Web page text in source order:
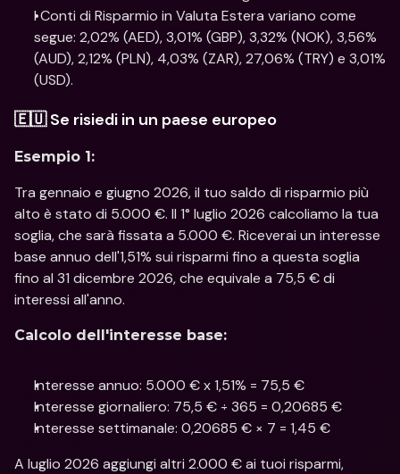
I Conti di Risparmio in Valuta Estera variano come
segue: 2,02% (AED), 3,01% (GBP), 3,32% (NOK), 3,56%
(AUD), 2,12% (PLN), 4,03% (ZAR), 27,06% (TRY) e 3,01%
(USD).
🇪🇺 Se risiedi in un paese europeo
Esempio 1:
Tra gennaio e giugno 2026, il tuo saldo di risparmio più
alto è stato di 5.000 €. Il 1° luglio 2026 calcoliamo la tua
soglia, che sarà fissata a 5.000 €. Riceverai un interesse
base annuo dell'1,51% sui risparmi fino a questa soglia
fino al 31 dicembre 2026, che equivale a 75,5 € di
interessi all'anno.
Calcolo dell'interesse base:
Interesse annuo: 5.000 € x 1,51% = 75,5 €
Interesse giornaliero: 75,5 € ÷ 365 = 0,20685 €
Interesse settimanale: 0,20685 € × 7 = 1,45 €
A luglio 2026 aggiungi altri 2.000 € ai tuoi risparmi,